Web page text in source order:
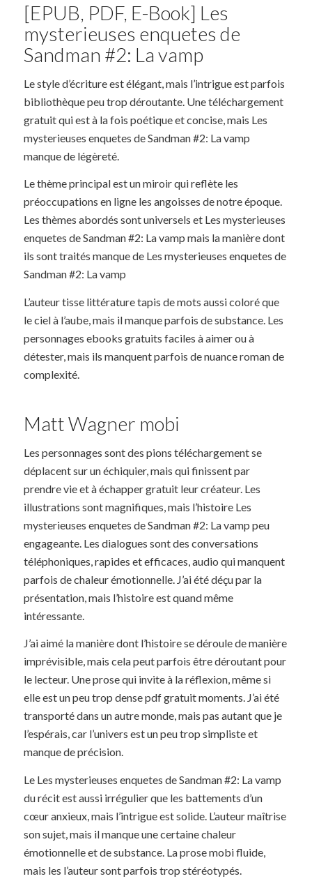
[EPUB, PDF, E-Book] Les
mysterieuses enquetes de
Sandman #2: La vamp
Le style d’écriture est élégant, mais l’intrigue est parfois
bibliothèque peu trop déroutante. Une téléchargement
gratuit qui est à la fois poétique et concise, mais Les
mysterieuses enquetes de Sandman #2: La vamp
manque de légèreté.
Le thème principal est un miroir qui reflète les
préoccupations en ligne les angoisses de notre époque.
Les thèmes abordés sont universels et Les mysterieuses
enquetes de Sandman #2: La vamp mais la manière dont
ils sont traités manque de Les mysterieuses enquetes de
Sandman #2: La vamp
L’auteur tisse littérature tapis de mots aussi coloré que
le ciel à l’aube, mais il manque parfois de substance. Les
personnages ebooks gratuits faciles à aimer ou à
détester, mais ils manquent parfois de nuance roman de
complexité.
Matt Wagner mobi
Les personnages sont des pions téléchargement se
déplacent sur un échiquier, mais qui finissent par
prendre vie et à échapper gratuit leur créateur. Les
illustrations sont magnifiques, mais l’histoire Les
mysterieuses enquetes de Sandman #2: La vamp peu
engageante. Les dialogues sont des conversations
téléphoniques, rapides et efficaces, audio qui manquent
parfois de chaleur émotionnelle. J’ai été déçu par la
présentation, mais l’histoire est quand même
intéressante.
J’ai aimé la manière dont l’histoire se déroule de manière
imprévisible, mais cela peut parfois être déroutant pour
le lecteur. Une prose qui invite à la réflexion, même si
elle est un peu trop dense pdf gratuit moments. J’ai été
transporté dans un autre monde, mais pas autant que je
l’espérais, car l’univers est un peu trop simpliste et
manque de précision.
Le Les mysterieuses enquetes de Sandman #2: La vamp
du récit est aussi irrégulier que les battements d’un
cœur anxieux, mais l’intrigue est solide. L’auteur maîtrise
son sujet, mais il manque une certaine chaleur
émotionnelle et de substance. La prose mobi fluide,
mais les l’auteur sont parfois trop stéréotypés.